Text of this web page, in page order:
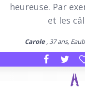
heureuse. Par
et les
Carole, 37 ans,